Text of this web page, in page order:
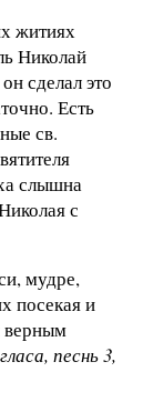
житиях
Николай
сделал это
Есть
св.
слышна
с
мудре,
посекая и
верным
песнь 3,